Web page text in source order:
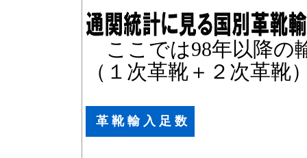
ここでは98年以降の
（１次革靴＋２次革靴
革 靴 輸 入 足 数